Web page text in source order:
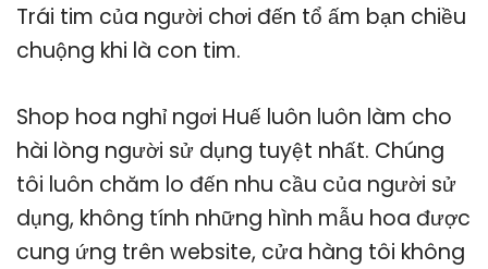
Trái tim của người chơi đến tổ ấm bạn chiều
chuộng khi là con tim.
Shop hoa nghỉ ngơi Huế luôn luôn làm cho
hài lòng người sử dụng tuyệt nhất. Chúng
tôi luôn chăm lo đến nhu cầu của người sử
dụng, không tính những hình mẫu hoa được
cung ứng trên website, cửa hàng tôi không